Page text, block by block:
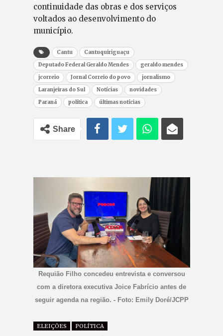
continuidade das obras e dos serviços
voltados ao desenvolvimento do
município.
Cantu
Cantuquiriguaçu
Deputado Federal Geraldo Mendes
geraldo mendes
jcorreio
Jornal Correio do povo
jornalismo
Laranjeiras do Sul
Notícias
novidades
Paraná
política últimas notícias
Share
Requião Filho concedeu entrevista e conversou
com a diretora executiva Joice Fabrício antes de
seguir agenda na região. - Foto: Emily Doré/JCPP
ELEIÇÕES POLÍTICA